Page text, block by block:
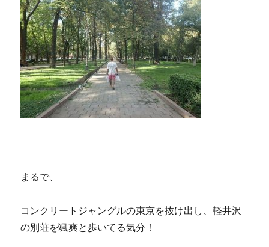
まるで、
コンクリートジャングルの東京を抜け出し、軽井沢
の別荘を颯爽と歩いてる気分！